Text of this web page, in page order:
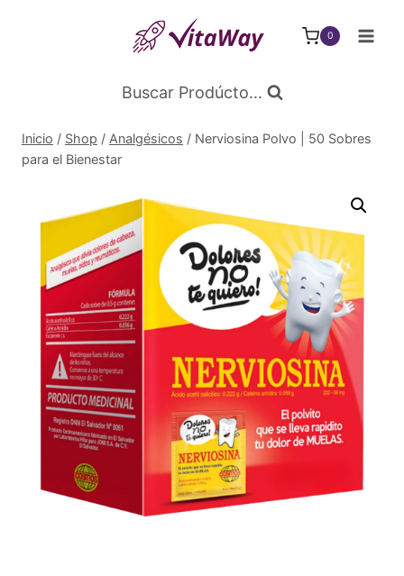
0
Buscar Prodúcto...
Inicio / Shop / Analgésicos / Nerviosina Polvo | 50 Sobres
para el Bienestar